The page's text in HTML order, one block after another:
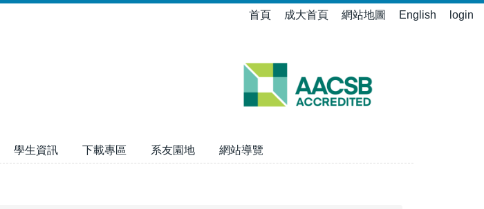
首頁 成大首頁 網站地圖 English login
學生資訊 下載專區 系友園地 網站導覽